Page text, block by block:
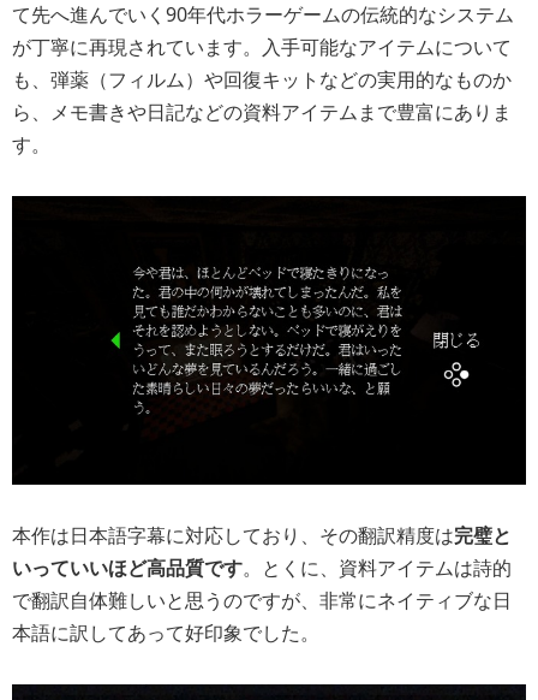
て先へ進んでいく90年代ホラーゲームの伝統的なシステム
が丁寧に再現されています。入手可能なアイテムについて
も、弾薬（フィルム）や回復キットなどの実用的なものか
ら、メモ書きや日記などの資料アイテムまで豊富にありま
す。
本作は日本語字幕に対応しており、その翻訳精度は完璧と
いっていいほど高品質です。とくに、資料アイテムは詩的
で翻訳自体難しいと思うのですが、非常にネイティブな日
本語に訳してあって好印象でした。